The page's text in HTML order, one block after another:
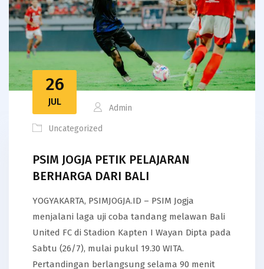
26
JUL
Admin
Uncategorized
PSIM JOGJA PETIK PELAJARAN
BERHARGA DARI BALI
YOGYAKARTA, PSIMJOGJA.ID – PSIM Jogja
menjalani laga uji coba tandang melawan Bali
United FC di Stadion Kapten I Wayan Dipta pada
Sabtu (26/7), mulai pukul 19.30 WITA.
Pertandingan berlangsung selama 90 menit